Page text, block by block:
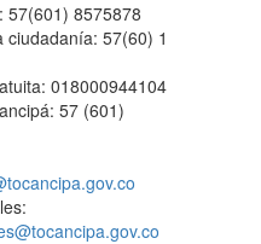
57(601) 8575878
ciudadanía: 57(60) 1
018000944104
57 (601)